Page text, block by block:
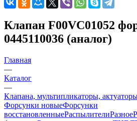
Клапан F00VC01052
0445110036 (аналог)
Главная
—
Каталог
—
Клапана, мультипликаторы,
Форсунки новыеФорсунки
восстановленныеРаспылителиРазное